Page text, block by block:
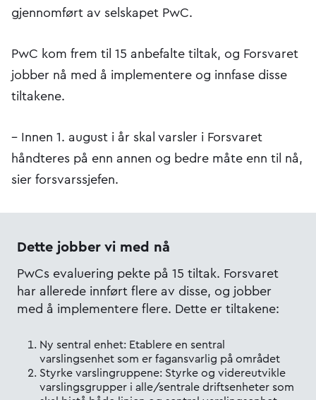
gjennomført av selskapet PwC.
PwC kom frem til 15 anbefalte tiltak, og Forsvaret
jobber nå med å implementere og innfase disse
tiltakene.
– Innen 1. august i år skal varsler i Forsvaret
håndteres på enn annen og bedre måte enn til nå,
sier forsvarssjefen.
Dette jobber vi med nå
PwCs evaluering pekte på 15 tiltak. Forsvaret
har allerede innført flere av disse, og jobber
med å implementere flere. Dette er tiltakene:
Ny sentral enhet: Etablere en sentral
varslingsenhet som er fagansvarlig på området
Styrke varslingruppene: Styrke og videreutvikle
varslingsgrupper i alle/sentrale driftsenheter som